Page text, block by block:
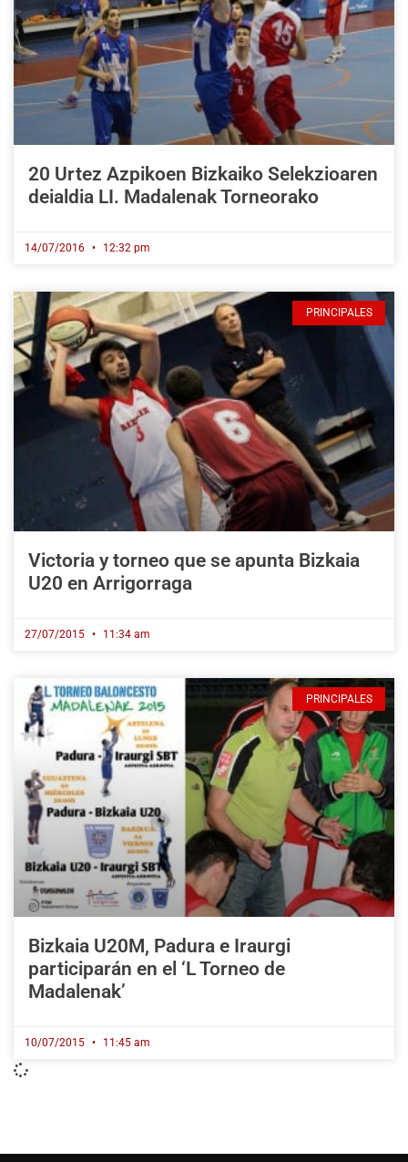
20 Urtez Azpikoen Bizkaiko Selekzioaren
deialdia LI. Madalenak Torneorako
14/07/2016 12:32 pm
PRINCIPALES
Victoria y torneo que se apunta Bizkaia
U20 en Arrigorraga
27/07/2015 11:34 am
PRINCIPALES
Bizkaia U20M, Padura e Iraurgi
participarán en el ‘L Torneo de
Madalenak’
10/07/2015 11:45 am